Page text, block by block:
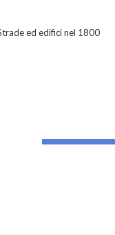
ed edifici nel 1800